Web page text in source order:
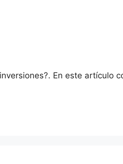
En este artículo